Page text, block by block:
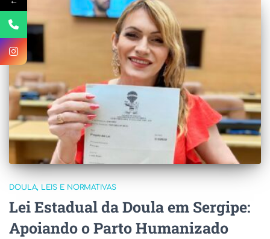
DOULA LEIS E NORMATIVAS
Lei Estadual da Doula em Sergipe:
Apoiando o Parto Humanizado